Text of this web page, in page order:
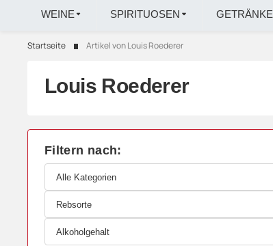
WEINE SPIRITUOSEN GETRÄNKE
Startseite Artikel von Louis Roederer
Louis Roederer
Filtern nach:
Alle Kategorien
Rebsorte
Alkoholgehalt